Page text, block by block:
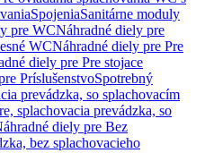
SpojeniaSanitárne moduly
pre WCNáhradné diely pre
WCNáhradné diely pre Pre
diely pre Pre stojace
PríslušenstvoSpotrebný
prevádzka, so splachovacím
splachovacia prevádzka, so
diely pre Bez
bez splachovacieho